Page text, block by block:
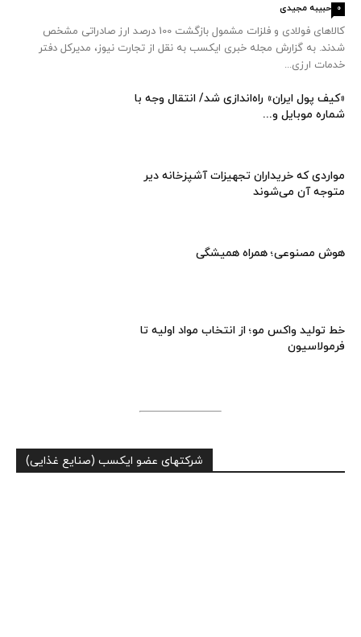
حبیبه مجیدی 0
کالاهای فولادی و فلزات مشمول بازگشت 100 درصد ارز صادراتی مشخص
شدند. به گزارش مجله خبری ایکسب به نقل از تجارت نیوز، مدیرکل دفتر
خدمات ارزی...
«کیف پول ایران» راه‌اندازی شد/ انتقال وجه با
شماره موبایل و...
مواردی که خریداران تجهیزات آشپزخانه دیر
متوجه آن می‌شوند
هوش مصنوعی؛ همراه همیشگی
خط تولید واکس مو؛ از انتخاب مواد اولیه تا
فرمولاسیون
شرکتهای عضو ایکسب (صنایع غذایی)